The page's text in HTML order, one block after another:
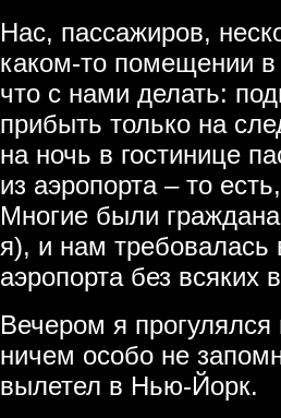
Нас, пассажиров,
каком-то помещении
что с нами делать:
прибыть только на
на ночь в гостинице
из аэропорта – то
Многие были
я), и нам требовалась
аэропорта без всяких
Вечером я
ничем особо не
вылетел в Нью-Йорк.